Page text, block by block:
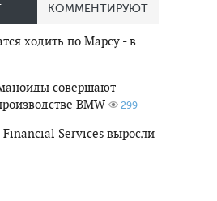
КОММЕНТИРУЮТ
ходить по Марсу - в
совершают
BMW
299
Services выросли